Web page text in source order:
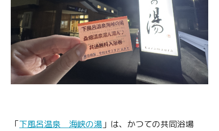
「下風呂温泉 海峡の湯 」は、かつての共同浴場